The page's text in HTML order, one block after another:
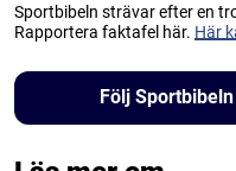
Sportbibeln strävar efter en
Rapportera faktafel här. Här
Följ